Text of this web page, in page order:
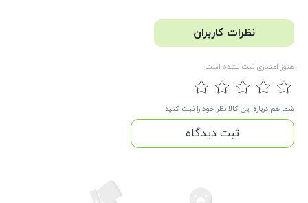
نظرات کاربران
هنوز امتیازی ثبت نشده است
شما هم درباره این کالا نظر خود را ثبت کنید
ثبت دیدگاه